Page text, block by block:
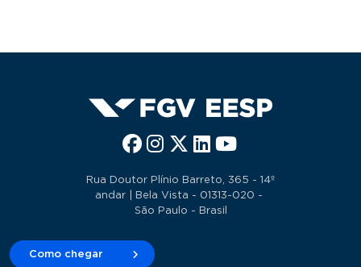
Rua Doutor Plínio Barreto, 365 - 14º
andar | Bela Vista - 01313-020 -
São Paulo - Brasil
Como chegar